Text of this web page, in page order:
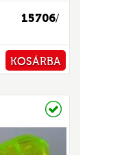
15706/
KOSÁRBA